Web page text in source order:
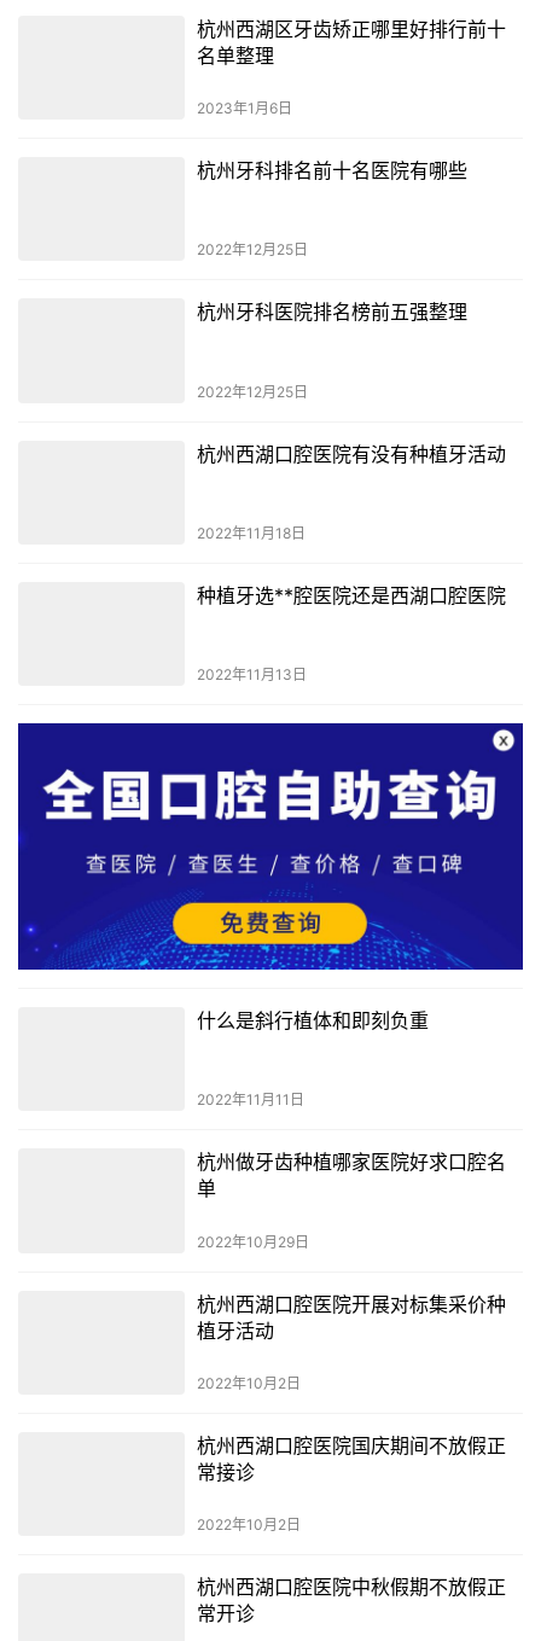
杭州西湖区牙齿矫正哪里好排行前十
名单整理
2023年1月6日
杭州牙科排名前十名医院有哪些
2022年12月25日
杭州牙科医院排名榜前五强整理
2022年12月25日
杭州西湖口腔医院有没有种植牙活动
2022年11月18日
种植牙选**腔医院还是西湖口腔医院
2022年11月13日
什么是斜行植体和即刻负重
2022年11月11日
杭州做牙齿种植哪家医院好求口腔名
单
2022年10月29日
杭州西湖口腔医院开展对标集采价种
植牙活动
2022年10月2日
杭州西湖口腔医院国庆期间不放假正
常接诊
2022年10月2日
杭州西湖口腔医院中秋假期不放假正
常开诊